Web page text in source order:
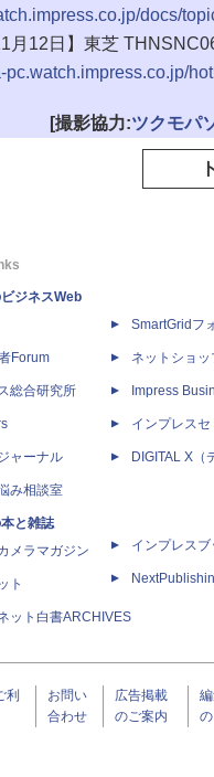
docs/
月12日】東芝
pc.watch.impress.co.jp/
[撮影協力:ツクモパ
ジネスWeb
Forum
総合研究所
ャーナル
み相談室
と雑誌
メラマガジン
ト
ット白書ARCHIVES
SmartGridフ
ネットショ
Impress
インプレスセ
DIGITAL X（
インプレスブ
利
お問い
合わせ
広告掲載
のご案内